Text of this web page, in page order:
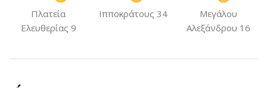
Πλατεία
Ελευθερίας 9
Ιπποκράτους 34
Μεγάλου
Αλεξάνδρου 16